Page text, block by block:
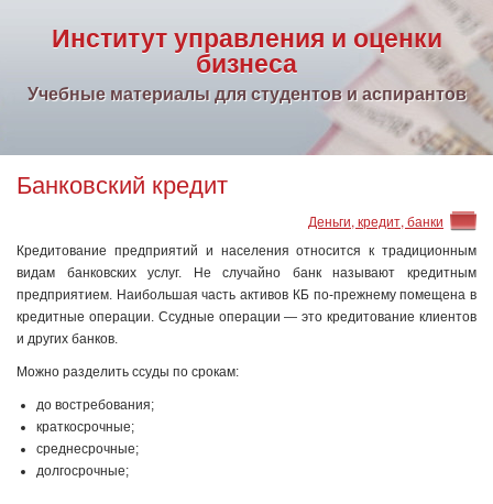
Институт управления и оценки
бизнеса
Учебные материалы для студентов и аспирантов
Банковский кредит
Деньги, кредит, банки
Кредитование предприятий и населения относится к тради­ционным
видам банковских услуг. Не случайно банк называют кредитным
предприятием. Наибольшая часть активов КБ по-пре­жнему помещена в
кредитные операции. Ссудные операции — это кредитование клиентов
и других банков.
Можно разделить ссуды по срокам:
до востребования;
краткосрочные;
среднесрочные;
долгосрочные;